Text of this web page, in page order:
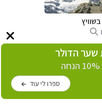
שער הדולר
ספרו לי עוד